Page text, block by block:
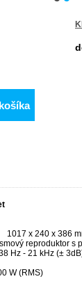
x 240 x 386
reproduktor s
Hz - 21 kHz (±
W (RMS)